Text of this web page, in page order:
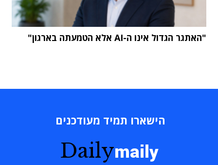
"האתגר הגדול אינו ה-AI אלא הטמעתה בארגון"
הישארו תמיד מעודכנים
Dailymaily